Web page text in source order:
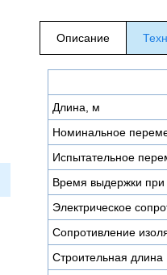
Описание
Длина, м
Номинальное
Испытательное
Время выдержки при
Электрическое
Сопротивление
Строительная длина